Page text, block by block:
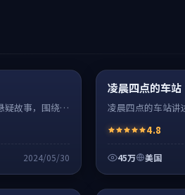
疑故事，围绕刘
2024/05/30
高清
凌晨四点的车站
凌晨四点的车站讲
牵引，节奏紧凑、
4.8
45万 美国
32:48 冒险